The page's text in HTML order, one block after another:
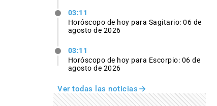
03:11
Horóscopo de hoy para Sagitario: 06 de
agosto de 2026
03:11
Horóscopo de hoy para Escorpio: 06 de
agosto de 2026
Ver todas las noticias